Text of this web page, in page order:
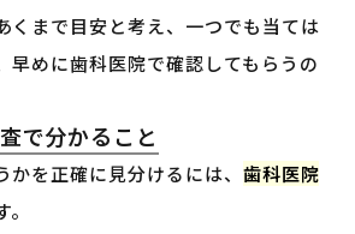
くまで目安と考え、一つでも当ては
早めに歯科医院で確認してもらうの
で分かること
を正確に見分けるには、 歯科医院